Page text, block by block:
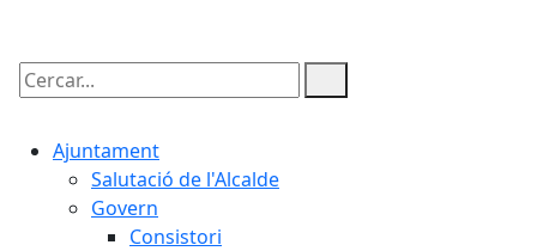
Cercar:
Ajuntament
Salutació de l'Alcalde
Govern
Consistori